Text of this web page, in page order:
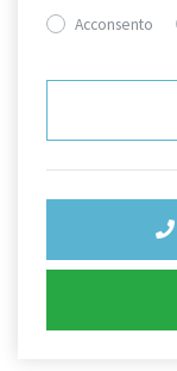
Acconsento